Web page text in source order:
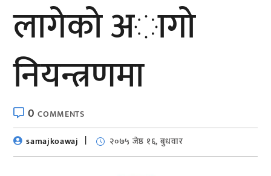
लागेकाे अागाे
नियन्त्रणमा
0COMMENTS
samajkoawaj
२०७५ जेष्ठ १६, बुधवार